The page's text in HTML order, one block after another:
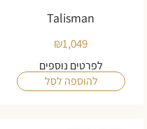
Talisman
₪1,049
לפרטים נוספים
להוספה לסל